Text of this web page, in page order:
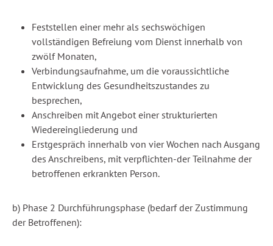
Feststellen einer mehr als sechswöchigen
vollständigen Befreiung vom Dienst innerhalb von
zwölf Monaten,
Verbindungsaufnahme, um die voraussichtliche
Entwicklung des Gesundheitszustandes zu
besprechen,
Anschreiben mit Angebot einer strukturierten
Wiedereingliederung und
Erstgespräch innerhalb von vier Wochen nach Ausgang
des Anschreibens, mit verpflichten-der Teilnahme der
betroffenen erkrankten Person.
b) Phase 2 Durchführungsphase (bedarf der Zustimmung
der Betroffenen):